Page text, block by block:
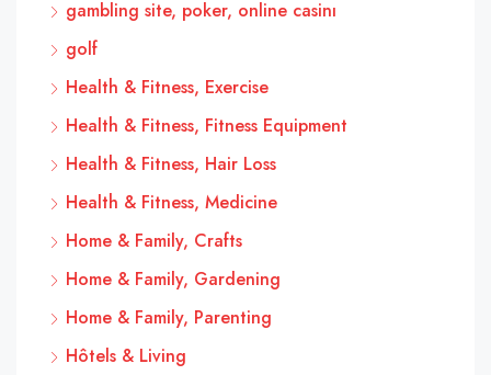
gambling site, poker, online casinı
golf
Health & Fitness, Exercise
Health & Fitness, Fitness Equipment
Health & Fitness, Hair Loss
Health & Fitness, Medicine
Home & Family, Crafts
Home & Family, Gardening
Home & Family, Parenting
Hôtels & Living